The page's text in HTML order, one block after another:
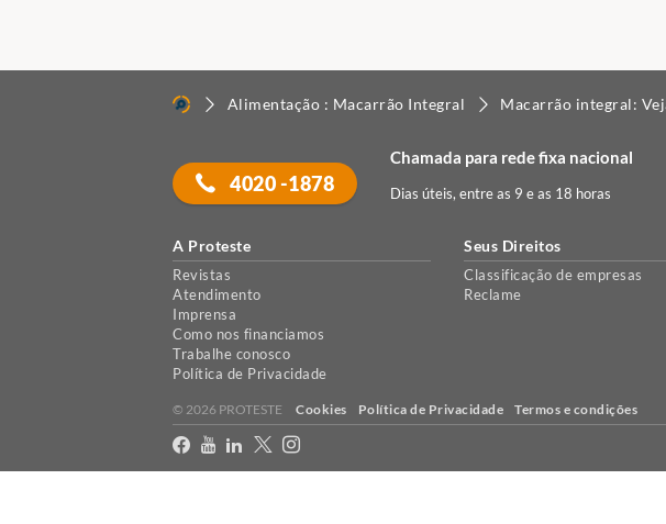
Alimentação : Macarrão Integral Macarrão integral:
4020 -1878
Chamada para rede fixa nacional
Dias úteis, entre as 9 e as 18 horas
A Proteste
Revistas
Atendimento
Imprensa
Como nos financiamos
Trabalhe conosco
Política de Privacidade
Seus Direitos
Classificação de empresas
Reclame
© 2026 PROTESTE Cookies Política de Privacidade Termos e condições